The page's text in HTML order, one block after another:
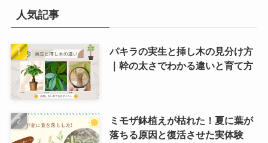
人気記事
パキラの実生と挿し木の見分け方
｜幹の太さでわかる違いと育て方
ミモザ鉢植えが枯れた！夏に葉が
落ちる原因と復活させた実体験